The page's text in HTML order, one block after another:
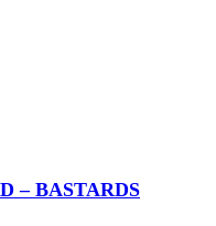
– BASTARDS